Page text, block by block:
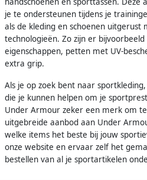
je te ondersteunen tijdens je
als de kleding en schoenen uitgerust
technologieën. Zo zijn er
eigenschappen, petten met UV-
extra grip.
Als je op zoek bent naar
die je kunnen helpen om je
Under Armour zeker een merk om
uitgebreide aanbod aan Under
welke items het beste bij jouw
onze website en ervaar zelf het
bestellen van al je sportartikelen